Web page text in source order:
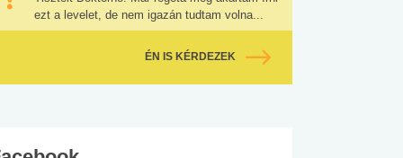
ezt a levelet, de nem igazán tudtam volna...
ÉN IS KÉRDEZEK